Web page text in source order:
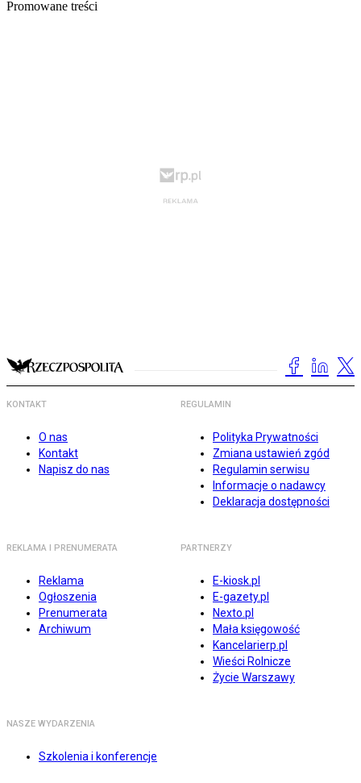
Promowane treści
KONTAKT
O nas
Kontakt
Napisz do nas
REGULAMIN
Polityka Prywatności
Zmiana ustawień zgód
Regulamin serwisu
Informacje o nadawcy
Deklaracja dostępności
REKLAMA I PRENUMERATA
Reklama
Ogłoszenia
Prenumerata
Archiwum
PARTNERZY
E-kiosk.pl
E-gazety.pl
Nexto.pl
Mała księgowość
Kancelarierp.pl
Wieści Rolnicze
Życie Warszawy
NASZE WYDARZENIA
Szkolenia i konferencje